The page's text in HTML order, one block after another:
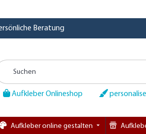
Beratung
Aufkleber Onlineshop
Aufkleber online gestalten